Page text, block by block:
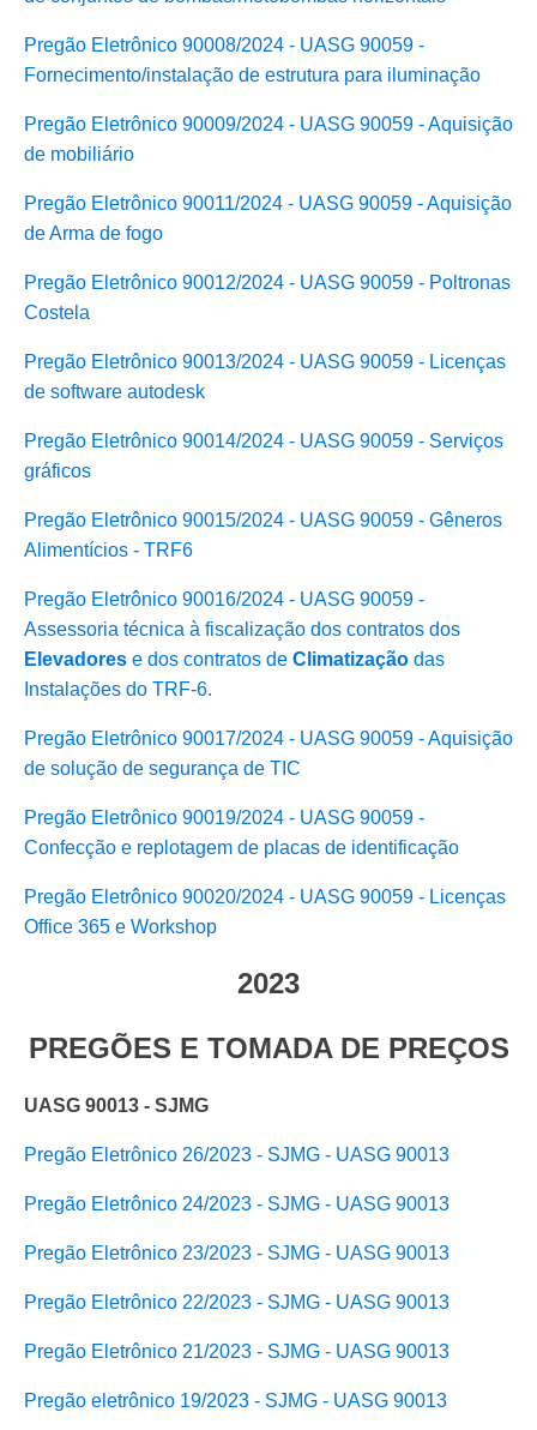
Pregão Eletrônico 90008/2024 - UASG 90059 -
Fornecimento/instalação de estrutura para iluminação
Pregão Eletrônico 90009/2024 - UASG 90059 - Aquisição
de mobiliário
Pregão Eletrônico 90011/2024 - UASG 90059 - Aquisição
de Arma de fogo
Pregão Eletrônico 90012/2024 - UASG 90059 - Poltronas
Costela
Pregão Eletrônico 90013/2024 - UASG 90059 - Licenças
de software autodesk
Pregão Eletrônico 90014/2024 - UASG 90059 - Serviços
gráficos
Pregão Eletrônico 90015/2024 - UASG 90059 - Gêneros
Alimentícios - TRF6
Pregão Eletrônico 90016/2024 - UASG 90059 -
Assessoria técnica à fiscalização dos contratos dos
Elevadores e dos contratos de Climatização das
Instalações do TRF-6.
Pregão Eletrônico 90017/2024 - UASG 90059 - Aquisição
de solução de segurança de TIC
Pregão Eletrônico 90019/2024 - UASG 90059 -
Confecção e replotagem de placas de identificação
Pregão Eletrônico 90020/2024 - UASG 90059 - Licenças
Office 365 e Workshop
2023
PREGÕES E TOMADA DE PREÇOS
UASG 90013 - SJMG
Pregão Eletrônico 26/2023 - SJMG - UASG 90013
Pregão Eletrônico 24/2023 - SJMG - UASG 90013
Pregão Eletrônico 23/2023 - SJMG - UASG 90013
Pregão Eletrônico 22/2023 - SJMG - UASG 90013
Pregão Eletrônico 21/2023 - SJMG - UASG 90013
Pregão eletrônico 19/2023 - SJMG - UASG 90013